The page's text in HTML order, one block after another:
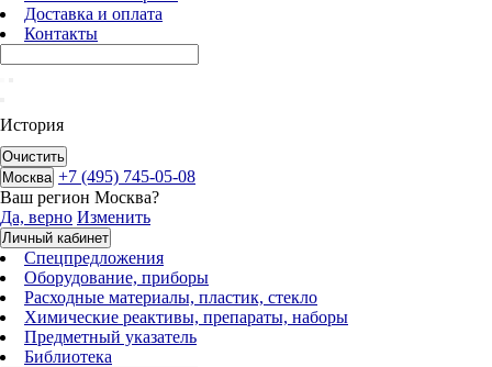
Доставка и оплата
Контакты
История
Очистить
Москва +7 (495) 745-05-08
Ваш регион Москва?
Да, верно Изменить
Личный кабинет
Спецпредложения
Оборудование, приборы
Расходные материалы, пластик, стекло
Химические реактивы, препараты, наборы
Предметный указатель
Библиотека